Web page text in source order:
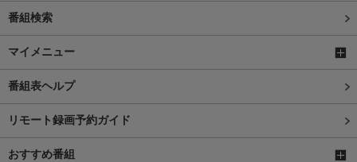
番組検索
マイメニュー
番組表ヘルプ
リモート録画予約ガイド
おすすめ番組